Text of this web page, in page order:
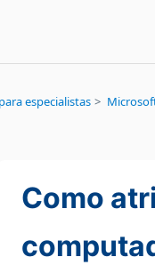
especialistas
Como